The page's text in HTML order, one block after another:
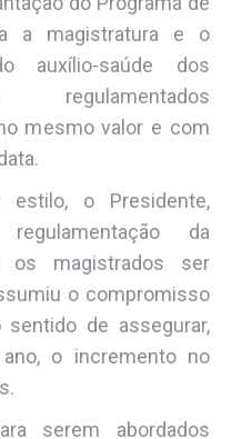
a magistratura e o
auxílio-saúde dos
mesmo valor e com
o Presidente,
da
os magistrados ser
o compromisso
de assegurar,
o incremento no
serem abordados